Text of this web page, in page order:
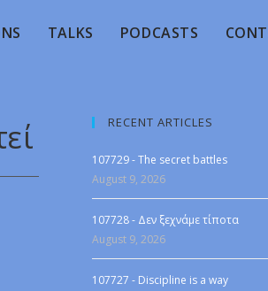
TALKS PODCASTS
RECENT ARTICLES
107729 - The secret battles
August 9, 2026
107728 - Δεν ξεχνάμε τίποτα
August 9, 2026
107727 - Discipline is a way